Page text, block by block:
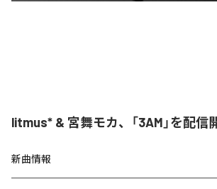
litmus* & 宮舞モカ、「3AM」を配信
新曲情報